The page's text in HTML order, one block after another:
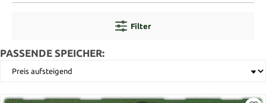
Filter
PASSENDE SPEICHER: